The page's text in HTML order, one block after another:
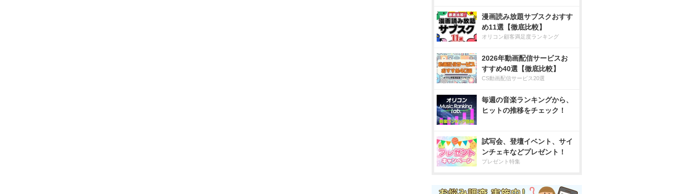
漫画読み放題サブスクおすす
め11選【徹底比較】
オリコン顧客満足度ランキング
2026年動画配信サービスお
すすめ40選【徹底比較】
CS動画配信サービス20選
毎週の音楽ランキングから、
ヒットの推移をチェック！
試写会、登壇イベント、サイ
ンチェキなどプレゼント！
プレゼント特集